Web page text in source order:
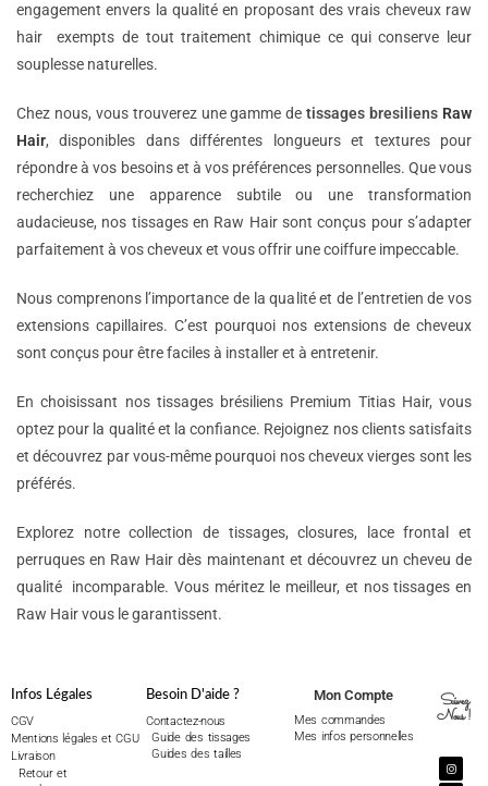
engagement envers la qualité en proposant des vrais cheveux raw
hair exempts de tout traitement chimique ce qui conserve leur
souplesse naturelles.
Chez nous, vous trouverez une gamme detissages bresiliens Raw
Hair, disponibles dans différentes longueurs et textures pour
répondre à vos besoins et à vos préférences personnelles. Que vous
recherchiez une apparence subtile ou une transformation
audacieuse, nos tissages en Raw Hair sont conçus pour s’adapter
parfaitement à vos cheveux et vous offrir une coiffure impeccable.
Nous comprenons l’importance de la qualité et de l’entretien de vos
extensions capillaires. C’est pourquoi nos extensions de cheveux
sont conçus pour être faciles à installer et à entretenir.
En choisissant nos tissages brésiliens Premium Titias Hair, vous
optez pour la qualité et la confiance. Rejoignez nos clients satisfaits
et découvrez par vous-même pourquoi nos cheveux vierges sont les
préférés.
Explorez notre collection de tissages, closures, lace frontal et
perruques en Raw Hair dès maintenant et découvrez un cheveu de
qualité incomparable. Vous méritez le meilleur, et nos tissages en
Raw Hair vous le garantissent.
Infos Légales
CGV
Mentions légales et CGU
Livraison
Retour et
Besoin D'aide ?
Contactez-nous
Guide des tissages
Guides des tailles
Mon Compte
Mes commandes
Mes infos personnelles
Suivez
Nous !